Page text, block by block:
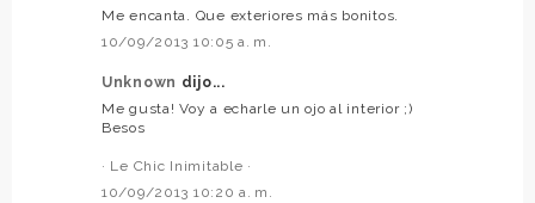
Me encanta. Que exteriores más bonitos.
10/09/2013 10:05 a. m.
Unknown dijo...
Me gusta! Voy a echarle un ojo al interior ;)
Besos
· Le Chic Inimitable ·
10/09/2013 10:20 a. m.